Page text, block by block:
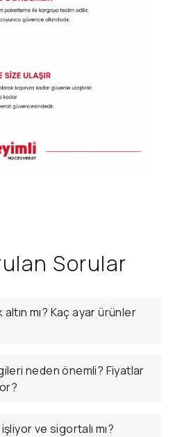
Sorular
mı? Kaç ayar ürünler
neden önemli? Fiyatlar
ve sigortalı mı?